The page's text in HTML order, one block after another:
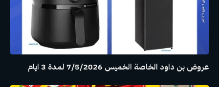
عروض بن داود الخاصة الخميس 7/5/2026 لمدة 3 ايام